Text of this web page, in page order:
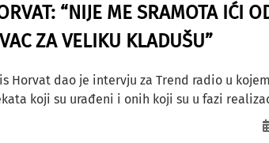
“NIJE ME SRAMOTA IĆI
ZA VELIKU KLADUŠU”
Horvat dao je intervju za Trend radio u
koji su urađeni i onih koji su u fazi